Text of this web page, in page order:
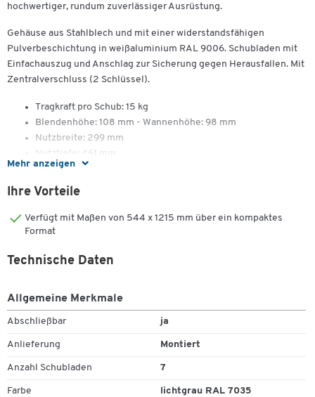
Mehr anzeigen
hochwertiger, rundum zuverlässiger Ausrüstung.
Gehäuse aus Stahlblech und mit einer widerstandsfähigen
Pulverbeschichtung in weißaluminium RAL 9006. Schubladen mit
Einfachauszug und Anschlag zur Sicherung gegen Herausfallen. Mit
Zentralverschluss (2 Schlüssel).
Tragkraft pro Schub: 15 kg
Blendenhöhe: 108 mm - Wannenhöhe: 98 mm
Nutzbreite: 299 mm
Nutztiefe: 461 mm
Typ SFR 70
Schubladenschrank mit Rollen und Griff
Maße: B 544 x T 500 x H 1215 mm
30 Jahre Garantie auf 5.000 Artikel
und längerfristig planen?
verschiedenster Produkte, sondern überzeugt vor allem auch mit
Ihre Vorteile
Verfügt mit Maßen von 544 x 1215 mm über ein kompaktes
Format
Technische Daten
Allgemeine Merkmale
Abschließbar ja
Anlieferung Montiert
Anzahl Schubladen 7
Farbe lichtgrau RAL 7035